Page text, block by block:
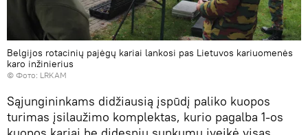
Belgijos rotacinių pajėgų kariai lankosi pas Lietuvos kariuomenės
karo inžinierius
© Фото: LRKAM
Sąjungininkams didžiausią įspūdį paliko kuopos
turimas įsilaužimo komplektas, kurio pagalba 1-os